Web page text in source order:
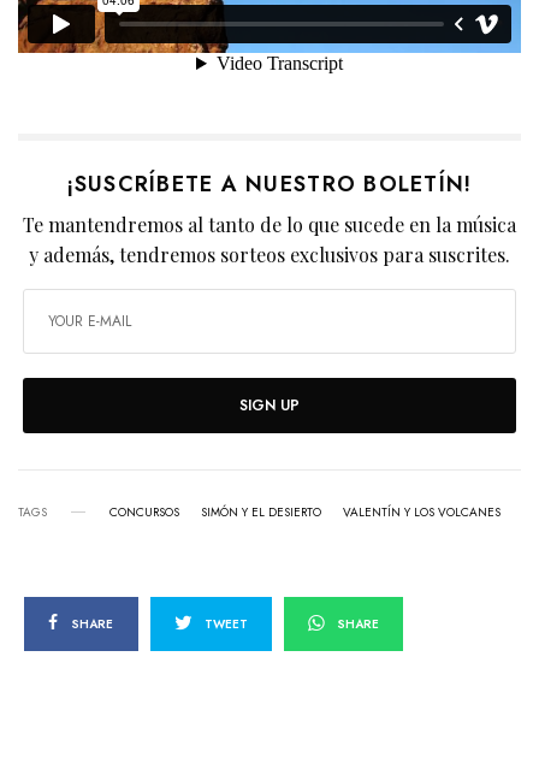
¡SUSCRÍBETE A NUESTRO BOLETÍN!
Te mantendremos al tanto de lo que sucede en la música
y además, tendremos sorteos exclusivos para suscrites.
SIGN UP
TAGS CONCURSOS SIMÓN Y EL DESIERTO VALENTÍN Y LOS VOLCANES
SHARE TWEET SHARE